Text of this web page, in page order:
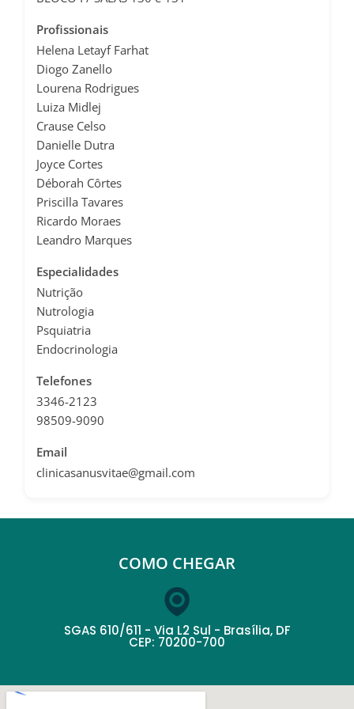
Profissionais
Helena Letayf Farhat
Diogo Zanello
Lourena Rodrigues
Luiza Midlej
Crause Celso
Danielle Dutra
Joyce Cortes
Déborah Côrtes
Priscilla Tavares
Ricardo Moraes
Leandro Marques
Especialidades
Nutrição
Nutrologia
Psquiatria
Endocrinologia
Telefones
3346-2123
98509-9090
Email
clinicasanusvitae@gmail.com
COMO CHEGAR
SGAS 610/611 - Via L2 Sul - Brasília, DF
CEP: 70200-700